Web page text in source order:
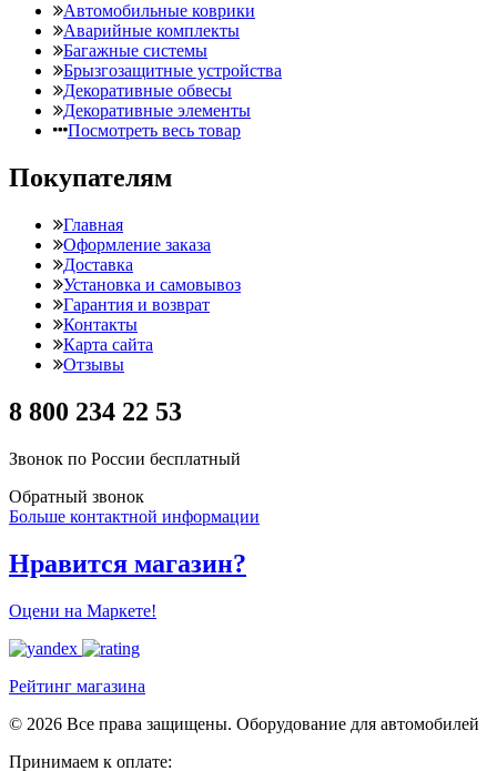
Автомобильные коврики
Аварийные комплекты
Багажные системы
Брызгозащитные устройства
Декоративные обвесы
Декоративные элементы
Посмотреть весь товар
Покупателям
Главная
Оформление заказа
Доставка
Установка и самовывоз
Гарантия и возврат
Контакты
Карта сайта
Отзывы
8 800 234 22 53
Звонок по России бесплатный
Обратный звонок
Больше контактной информации
Нравится магазин?
Оцени на Маркете!
Рейтинг магазина
© 2026 Все права защищены. Оборудование для автомобилей
Принимаем к оплате: